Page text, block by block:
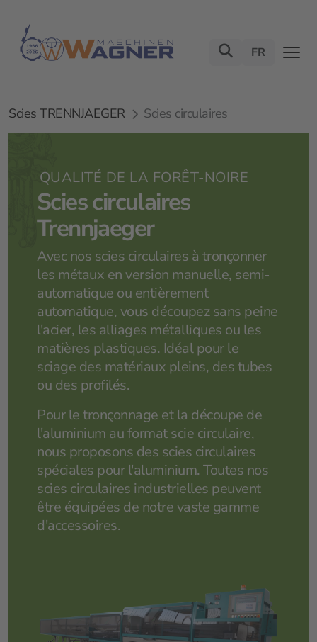
FR
Scies TRENNJAEGER Scies circulaires
QUALITÉ DE LA FORÊT-NOIRE
Scies circulaires
Trennjaeger
Avec nos scies circulaires à tronçonner
les métaux en version manuelle, semi-
automatique ou entièrement
automatique, vous découpez sans peine
l'acier, les alliages métalliques ou les
matières plastiques. Idéal pour le
sciage des matériaux pleins, des tubes
ou des profilés.
Pour le tronçonnage et la découpe de
l'aluminium au format scie circulaire,
nous proposons des scies circulaires
spéciales pour l'aluminium. Toutes nos
scies circulaires industrielles peuvent
être équipées de notre vaste gamme
d'accessoires.